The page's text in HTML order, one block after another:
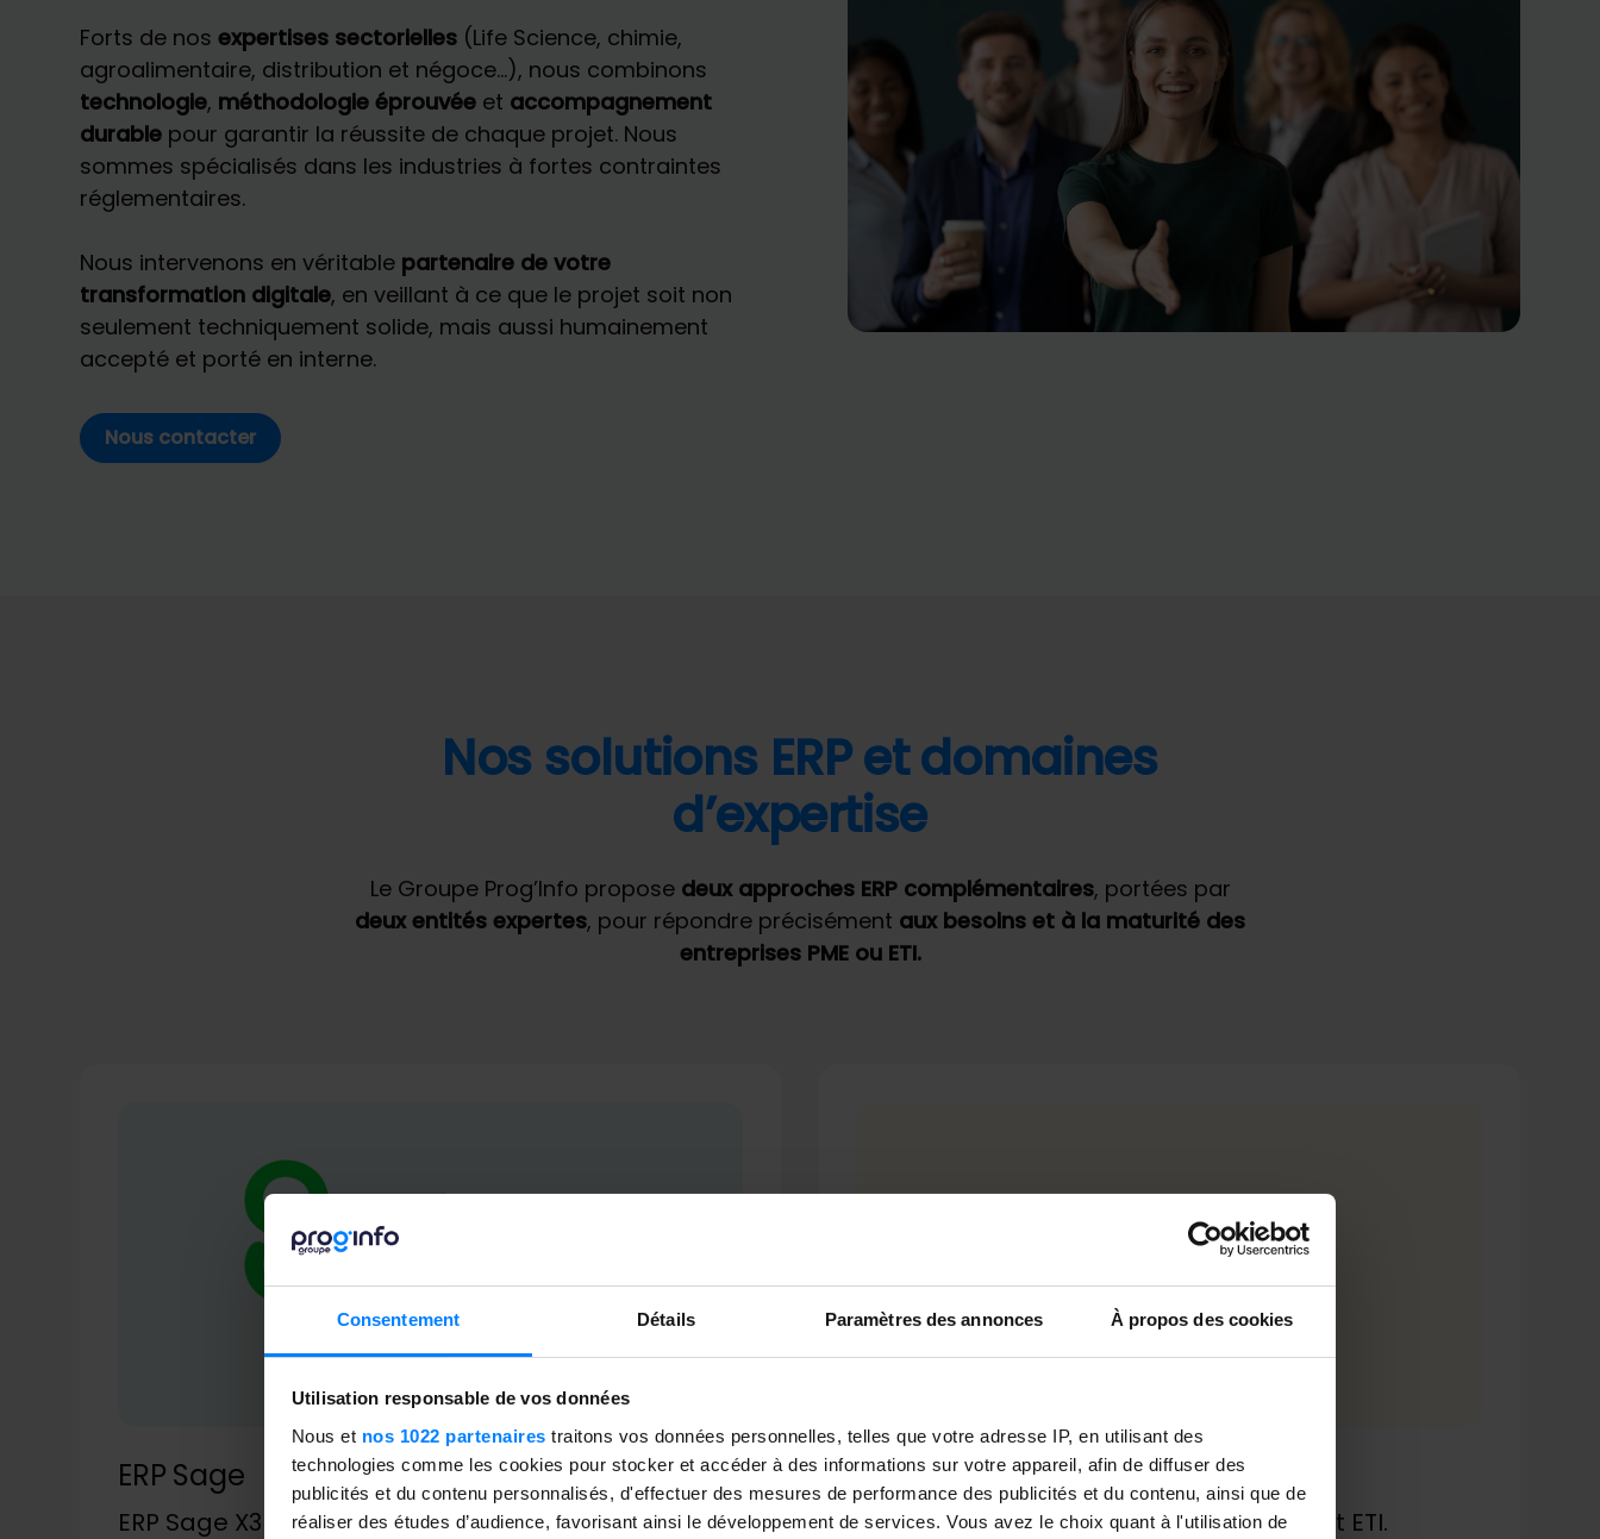
Consentement Détails Paramètres des annonces À propos des cookies
Utilisation responsable de vos données
Nous et nos 1022 partenaires traitons vos données personnelles, telles que votre adresse IP, en utilisant des
technologies comme les cookies pour stocker et accéder à des informations sur votre appareil, afin de diffuser des
publicités et du contenu personnalisés, d'effectuer des mesures de performance des publicités et du contenu, ainsi que de
réaliser des études d’audience, favorisant ainsi le développement de services. Vous avez le choix quant à l'utilisation de
Forts de nosexpertises sectorielles (Life Science, chimie,
agroalimentaire, distribution et négoce…), nous combinons
technologie, méthodologie éprouvée et accompagnement
durable pour garantir la réussite de chaque projet. Nous
sommes spécialisés dans les industries à fortes contraintes
réglementaires.
Nous intervenons en véritable partenaire de votre
transformation digitale, en veillant à ce que le projet soit non
seulement techniquement solide, mais aussi humainement
accepté et porté en interne.
Nous contacter
Nos solutions ERP et domaines
d’expertise
Le Groupe Prog’Info propose deux approches ERP complémentaires, portées par
deux entités expertes, pour répondre précisément aux besoins et à la maturité des
entreprises PME ou ETI.
ERP Sage
ERP Sage X3 destiné aux PME et ETIrépondant aux
ERP Divalto
L’ERP français sur mesurepour les PME et ETI.